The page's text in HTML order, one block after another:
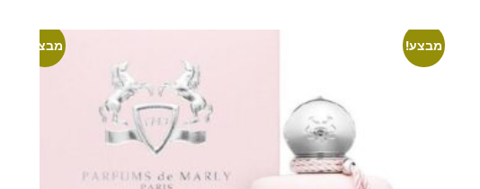
מבצע! מבצע!